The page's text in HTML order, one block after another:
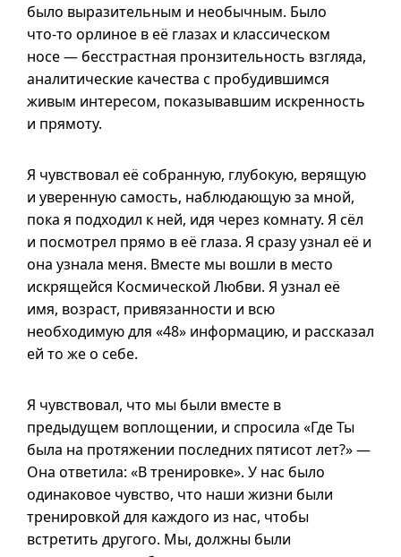
было выразительным и необычным. Было
что-то орлиное в её глазах и классическом
носе — бесстрастная пронзительность взгляда,
аналитические качества с пробудившимся
живым интересом, показывавшим искренность
и прямоту.
Я чувствовал её собранную, глубокую, верящую
и уверенную самость, наблюдающую за мной,
пока я подходил к ней, идя через комнату. Я сёл
и посмотрел прямо в её глаза. Я сразу узнал её и
она узнала меня. Вместе мы вошли в место
искрящейся Космической Любви. Я узнал её
имя, возраст, привязанности и всю
необходимую для «48» информацию, и рассказал
ей то же о себе.
Я чувствовал, что мы были вместе в
предыдущем воплощении, и спросила «Где Ты
была на протяжении последних пятисот лет?» —
Она ответила: «В тренировке». У нас было
одинаковое чувство, что наши жизни были
тренировкой для каждого из нас, чтобы
встретить другого. Мы, должны были